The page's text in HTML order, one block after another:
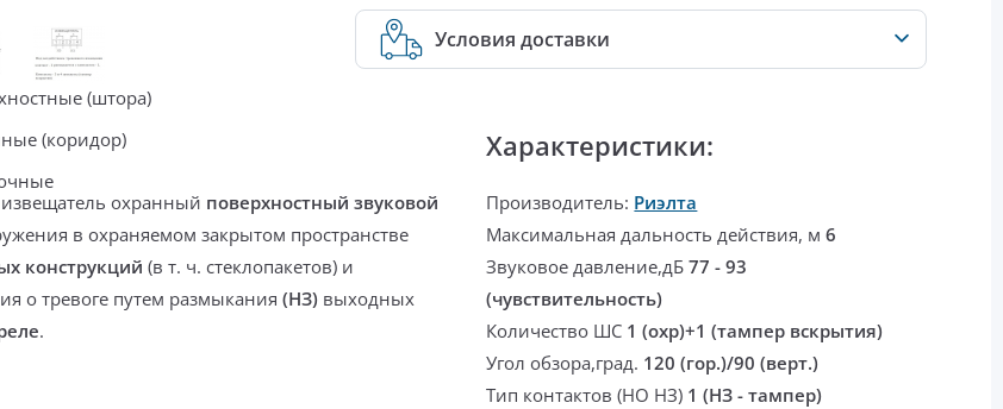
Условия доставки
Характеристики:
Производитель: Риэлта
Максимальная дальность действия, м6
Звуковое давление,дБ77 - 93
(чувствительность)
Количество ШС 1 (охр)+1 (тампер вскрытия)
Угол обзора,град. 120 (гор.)/90 (верт.)
Тип контактов (НО НЗ) 1 (НЗ - тампер)
охранный поверхностный звуковой
в охраняемом закрытом пространстве
конструкций (в т. ч. стеклопакетов) и
о тревоге путем размыкания (НЗ) выходных
.
(штора)
(коридор)